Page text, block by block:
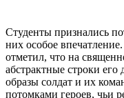
Студенты признались
них особое
отметил, что на
абстрактные строки
образы солдат и их
потомками героев, чьи